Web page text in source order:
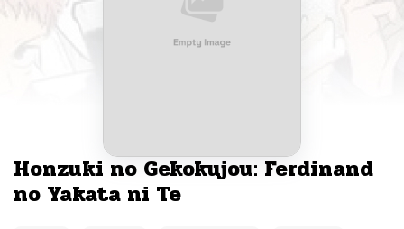
Honzuki no Gekokujou: Ferdinand
no Yakata ni Te